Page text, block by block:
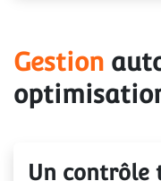
Gestion
Un contrôle